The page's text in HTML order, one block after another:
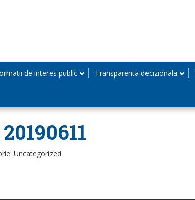
de interes public Transparenta decizionala
Uncategorized